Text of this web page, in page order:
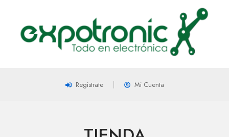
Registrate Mi Cuenta